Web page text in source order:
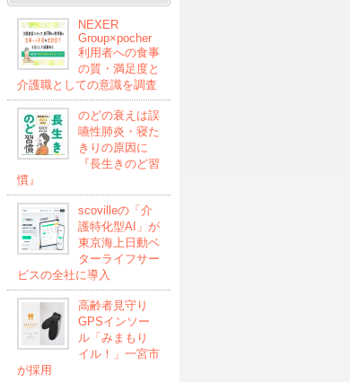
NEXER
Group×pocher
利用者への食事
の質・満足度と
介護職としての意識を調査
のどの衰えは誤
嚥性肺炎・寝た
きりの原因に
『長生きのど習
慣』
scovilleの「介
護特化型AI」が
東京海上日動ベ
ターライフサー
ビスの全社に導入
高齢者見守り
GPSインソー
ル「みまもり
イル！」一宮市
が採用